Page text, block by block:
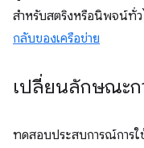
สำหรับสตริงหรือนิพจน์ทั่
กลับของเครือข่าย
เปลี่ยนลักษณะก
ทดสอบประสบการณ์การใ